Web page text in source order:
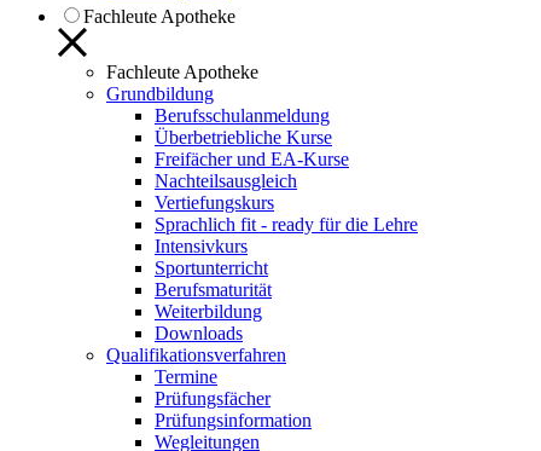
Fachleute Apotheke
Fachleute Apotheke
Grundbildung
Berufsschulanmeldung
Überbetriebliche Kurse
Freifächer und EA-Kurse
Nachteilsausgleich
Vertiefungskurs
Sprachlich fit - ready für die Lehre
Intensivkurs
Sportunterricht
Berufsmaturität
Weiterbildung
Downloads
Qualifikationsverfahren
Termine
Prüfungsfächer
Prüfungsinformation
Wegleitungen